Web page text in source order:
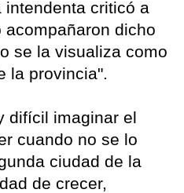
intendenta criticó a
dicho
se la visualiza como
la provincia".
difícil imaginar el
cuando no se lo
ciudad de la
de crecer,